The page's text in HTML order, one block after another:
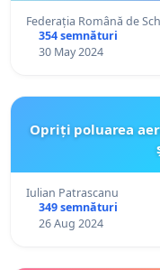
Federația Română de
354 semnături
30 May 2024
Opriți poluarea
Iulian Patrascanu
349 semnături
26 Aug 2024